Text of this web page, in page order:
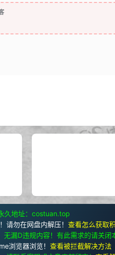
久地址：costuan.top
请勿在网盘内解压！ 查看怎么获取
漏D违规内容！有此需求的请关闭
浏览器浏览！ 查看被拦截解决方法